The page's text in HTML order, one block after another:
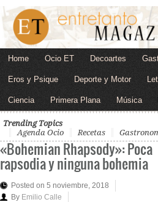
Home Ocio ET Decoartes
Eros y Psique Deporte y Motor
Ciencia Primera Plana Música
Trending Topics
Agenda Ocio
Recetas
«Bohemian Rhapsody»: Poca
rapsodia y ninguna bohemia
Posted on 5 noviembre, 2018
By Emilio Calle